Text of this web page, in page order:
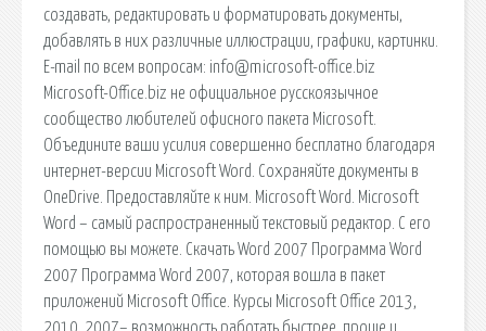
создавать, редактировать и форматировать документы,
добавлять в них различные иллюстрации, графики, картинки.
E-mail по всем вопросам: info@microsoft-office.biz
Microsoft-Office.biz не официальное русскоязычное
сообщество любителей офисного пакета Microsoft.
Объедините ваши усилия совершенно бесплатно благодаря
интернет-версии Microsoft Word. Сохраняйте документы в
OneDrive. Предоставляйте к ним. Microsoft Word. Microsoft
Word – самый распространенный текстовый редактор. С его
помощью вы можете. Скачать Word 2007 Программа Word
2007 Программа Word 2007, которая вошла в пакет
приложений Microsoft Office. Курсы Microsoft Office 2013,
2010, 2007– возможность работать быстрее, проще и